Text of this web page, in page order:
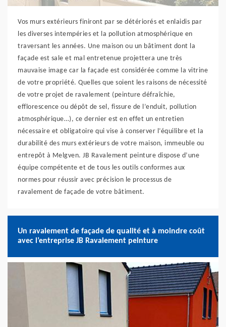
Vos murs extérieurs finiront par se détériorés et enlaidis par
les diverses intempéries et la pollution atmosphérique en
traversant les années. Une maison ou un bâtiment dont la
façade est sale et mal entretenue projettera une très
mauvaise image car la façade est considérée comme la vitrine
de votre propriété. Quelles que soient les raisons de nécessité
de votre projet de ravalement (peinture défraîchie,
efflorescence ou dépôt de sel, fissure de l’enduit, pollution
atmosphérique…), ce dernier est en effet un entretien
nécessaire et obligatoire qui vise à conserver l’équilibre et la
durabilité des murs extérieurs de votre maison, immeuble ou
entrepôt à Melgven. JB Ravalement peinture dispose d’une
équipe compétente et de tous les outils conformes aux
normes pour réussir avec précision le processus de
ravalement de façade de votre bâtiment.
Un ravalement de façade de qualité et à moindre coût
avec l’entreprise JB Ravalement peinture